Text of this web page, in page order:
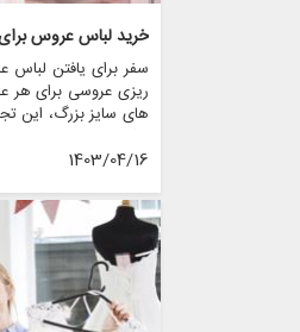
سفر برای یافتن
ریزی عروسی برای هر
های سایز بزرگ، این
باشد، زیرا در
خوشبختانه، با
یکی از این برندها
عروس برای عروس
است. این فروشگاه با
عروس، طراحی و
اقلام مربوط به
سایز تبدیل کرده است.
1403/04/16